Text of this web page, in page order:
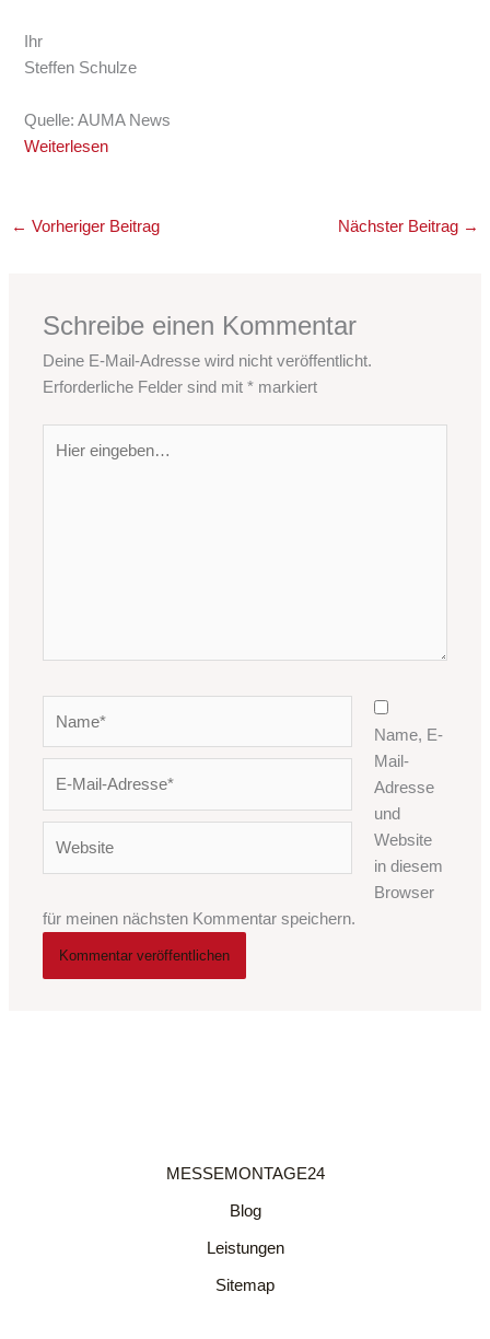
Ihr
Steffen Schulze
Quelle: AUMA News
Weiterlesen
← Vorheriger Beitrag Nächster Beitrag →
Schreibe einen Kommentar
Deine E-Mail-Adresse wird nicht veröffentlicht.
Erforderliche Felder sind mit* markiert
eingeben…
Adresse*
Name, E-
Mail-
Adresse
und
Website
in diesem
Browser
für meinen nächsten Kommentar speichern.
MESSEMONTAGE24
Blog
Leistungen
Sitemap